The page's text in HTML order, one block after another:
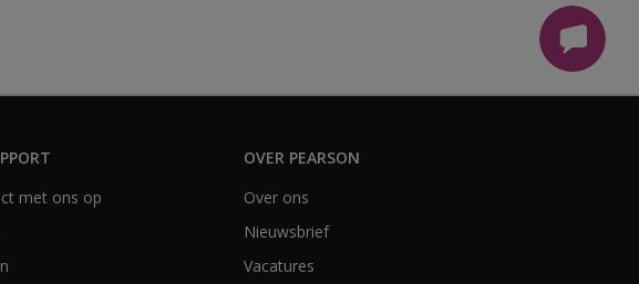
met ons op
OVER PEARSON
Over ons
Nieuwsbrief
Vacatures